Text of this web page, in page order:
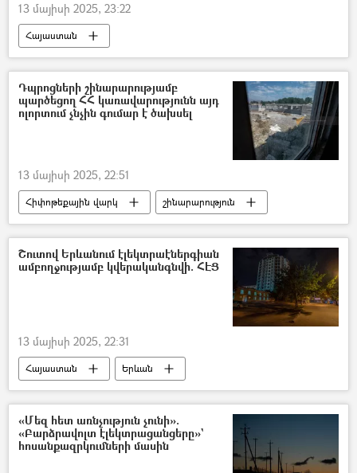
13 մայիսի 2025, 23:22
Հայաստան
Եվրասիական տնտեսական միություն (ԵԱՏՄ)
գյուղատնտեսություն
գնաճ
տեսանյութ
Տեսանյութեր
Դպրոցների շինարարությամբ
պարծեցող ՀՀ կառավարությունն այդ
ոլորտում չնչին գումար է ծախսել
13 մայիսի 2025, 22:51
Հիփոթեքային վարկ
շինարարություն
Ազգային վիճակագրական ծառայություն (ԱՎԾ)
վիճակագրություն
Հայաստան
Շուտով Երևանում էլեկտրաէներգիան
ամբողջությամբ կվերականգնվի. ՀԷՑ
13 մայիսի 2025, 22:31
Հայաստան
Երևան
էլեկտրաէներգիա
Լույս
Հայաստանի էլեկտրական ցանցեր (ՀԷՑ)
«Մեզ հետ առնչություն չունի».
«Բարձրավոլտ էլեկտրացանցերը»`
հոսանքազրկումների մասին